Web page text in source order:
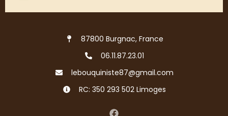
87800 Burgnac, France
06.11.87.23.01
lebouquiniste87@gmail.com
RC: 350 293 502 Limoges